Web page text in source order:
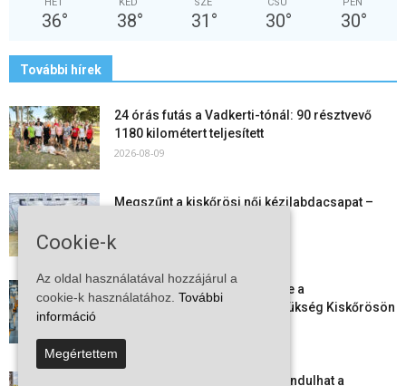
36° 38° 31 ° 30° 30°
További hírek
24 órás futás a Vadkerti-tónál: 90 résztvevő
1180 kilométert teljesített
2026-08-09
Megszűnt a kiskőrösi női kézilabdacsapat –
2026-08-08
Aktuális állásajánlatok: ezekre a
munkavállalókra van most szükség Kiskőrösön
2026-08-07
Vitézy Dávid: már ősszel újraindulhat a
Cookie-k
Az oldal használatával hozzájárul a
cookie-k használatához. További
információ
Megértettem